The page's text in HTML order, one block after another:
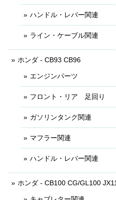
ハンドル・レバー関連
ライン・ケーブル関連
ホンダ - CB93 CB96
エンジンパーツ
フロント・リア 足回り
ガソリンタンク関連
マフラー関連
ハンドル・レバー関連
ホンダ - CB100 CG/GL100